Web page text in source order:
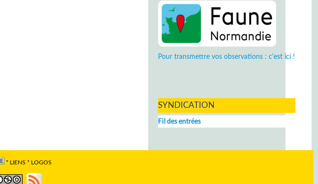
Pour transmettre vos observations : c'est ici !
SYNDICATION
Fil des entrées
* LIENS * LOGOS